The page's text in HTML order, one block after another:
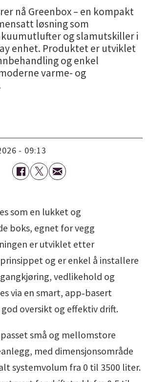
nå Greenbox – en kompakt
løsning som
og slamutskiller i
enhet. Produktet er utviklet
og enkel
varme- og
- 09:13
som en lukket og
boks, egnet for vegg
er utviklet etter
og er enkel å installere
vedlikehold og
via en smart, app‑basert
oversikt og effektiv drift.
små og mellomstore
med dimensjonsområde
systemvolum fra 0 til 3500 liter.